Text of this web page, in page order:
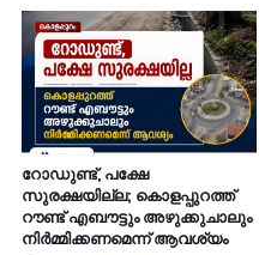
റോഡുണ്ട്, പക്ഷേ
സുരക്ഷയില്ല; കൊളപ്പുറത്ത്
റൗണ്ട് എബൗട്ടും അഴുക്കുചാലും
നിർമ്മിക്കണമെന്ന് ആവശ്യം